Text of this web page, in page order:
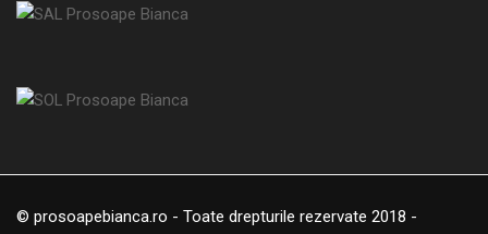
© prosoapebianca.ro - Toate drepturile rezervate 2018 -